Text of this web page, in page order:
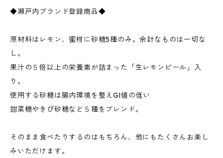
◆瀬戸内ブランド登録商品◆
原材料はレモン、蜜柑に砂糖5種のみ。余計なものは一切な
し。
果汁の５倍以上の栄養素が詰まった「生レモンピール」入
り。
使用する砂糖は腸内環境を整えGI値の低い
甜菜糖やきび砂糖など５種をブレンド。
そのまま食べたりするのはもちろん、他にもたくさんお楽し
みいただけます。